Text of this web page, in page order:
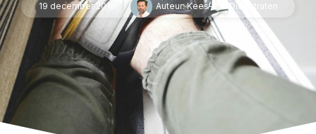
19 december 2018 Auteur:Kees-Jan Diepstraten